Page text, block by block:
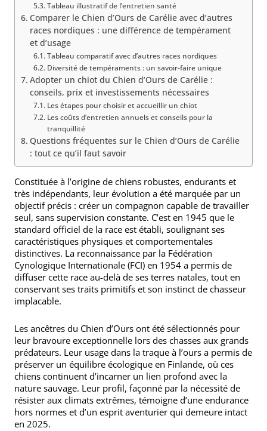
Tableau illustratif de l’entretien santé
Comparer le Chien d’Ours de Carélie avec d’autres
races nordiques : une différence de tempérament
et d’usage
Tableau comparatif avec d’autres races nordiques
Diversité de tempéraments : un savoir-faire unique
Adopter un chiot du Chien d’Ours de Carélie :
conseils, prix et investissements nécessaires
Les étapes pour choisir et accueillir un chiot
Les coûts d’entretien annuels et conseils pour la
tranquillité
Questions fréquentes sur le Chien d’Ours de Carélie
: tout ce qu’il faut savoir
Constituée à l’origine de chiens robustes, endurants et
très indépendants, leur évolution a été marquée par un
objectif précis : créer un compagnon capable de travailler
seul, sans supervision constante. C’est en 1945 que le
standard officiel de la race est établi, soulignant ses
caractéristiques physiques et comportementales
distinctives. La reconnaissance par la Fédération
Cynologique Internationale (FCI) en 1954 a permis de
diffuser cette race au-delà de ses terres natales, tout en
conservant ses traits primitifs et son instinct de chasseur
implacable.
Les ancêtres du Chien d’Ours ont été sélectionnés pour
leur bravoure exceptionnelle lors des chasses aux grands
prédateurs. Leur usage dans la traque à l’ours a permis de
préserver un équilibre écologique en Finlande, où ces
chiens continuent d’incarner un lien profond avec la
nature sauvage. Leur profil, façonné par la nécessité de
résister aux climats extrêmes, témoigne d’une endurance
hors normes et d’un esprit aventurier qui demeure intact
en 2025.